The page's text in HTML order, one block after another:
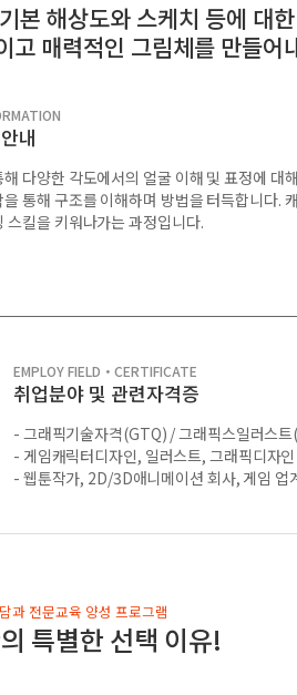
본 해상도와 스케치 등에 대
고 매력적인 그림체를 만들어
내
다양한 각도에서의 얼굴 이해 및 표정에 대
을 통해 구조를 이해하며 방법을 터득합니다.
스킬을 키워나가는 과정입니다.
EMPLOY FIELD・CERTIFICATE
취업분야 및 관련자격증
- 그래픽기술자격(GTQ) / 그래픽스일러스
- 게임캐릭터디자인, 일러스트, 그래픽디자
- 웹툰작가, 2D/3D애니메이션 회사, 게임 업
과 전문교육 양성 프로그램
특별한 선택 이유!